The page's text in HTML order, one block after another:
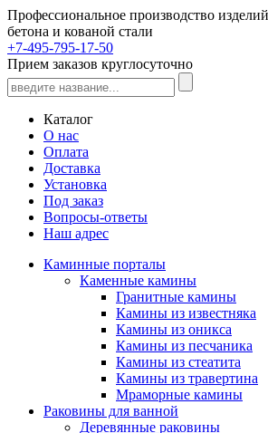
Профессиональное производство
бетона и кованой стали
+7-495-795-17-50
Прием заказов круглосуточно
Каталог
О нас
Оплата
Доставка
Установка
Под заказ
Вопросы-ответы
Наш адрес
Каминные порталы
Каменные камины
Гранитные камины
Камины из известняка
Камины из оникса
Камины из песчаника
Камины из стеатита
Камины из травертина
Мраморные камины
Раковины для ванной
Деревянные раковины